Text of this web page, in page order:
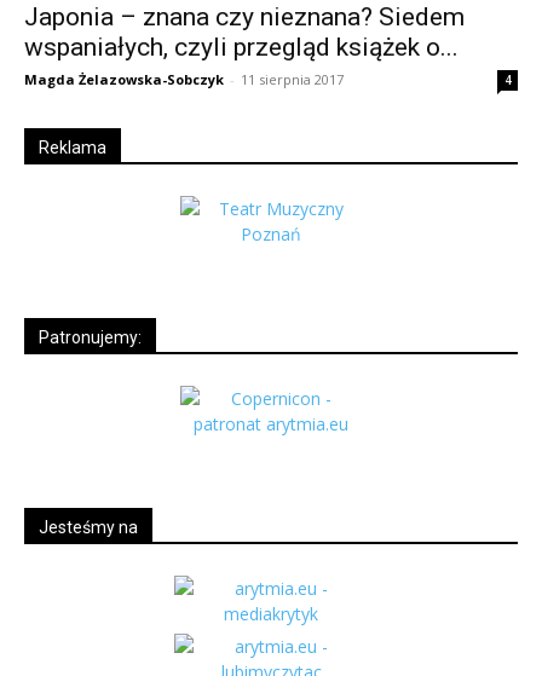
Japonia – znana czy nieznana? Siedem
wspaniałych, czyli przegląd książek o...
Magda Żelazowska-Sobczyk - 11 sierpnia 2017 4
Reklama
Patronujemy:
Jesteśmy na